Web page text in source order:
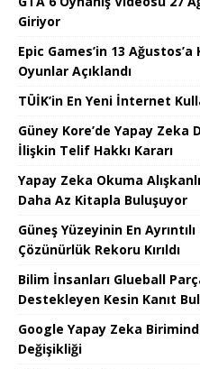
Giriyor
Epic Games’in 13
Oyunlar Açıklandı
TÜİK’in En Yeni İnternet
Güney Kore’de Yapay
İlişkin Telif Hakkı Kararı
Yapay Zeka Okuma
Daha Az Kitapla Buluşuyor
Güneş Yüzeyinin En
Çözünürlük Rekoru Kırıldı
Bilim İnsanları Glueball
Destekleyen Kesin Kanıt
Google Yapay Zeka
Değişikliği